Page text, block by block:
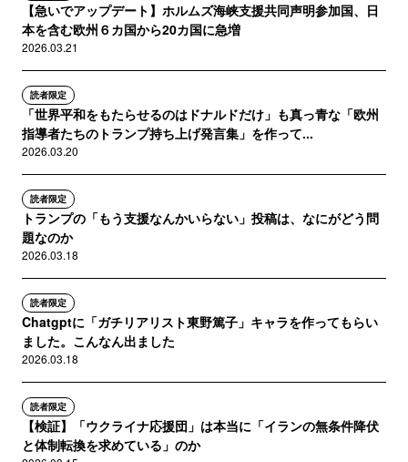
【急いでアップデート】ホルムズ海峡支援共同声明参加国、日
本を含む欧州６カ国から20カ国に急増
2026.03.21
読者限定
「世界平和をもたらせるのはドナルドだけ」も真っ青な「欧州
指導者たちのトランプ持ち上げ発言集」を作って...
2026.03.20
読者限定
トランプの「もう支援なんかいらない」投稿は、なにがどう問
題なのか
2026.03.18
読者限定
Chatgptに「ガチリアリスト東野篤子」キャラを作ってもらい
ました。こんなん出ました
2026.03.18
読者限定
【検証】「ウクライナ応援団」は本当に「イランの無条件降伏
と体制転換を求めている」のか